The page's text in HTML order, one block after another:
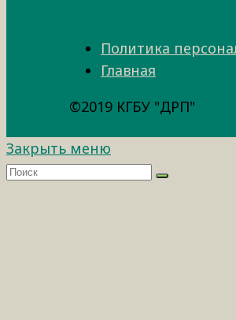
Политика
Главная
©2019 КГБУ "ДРП"
Закрыть меню